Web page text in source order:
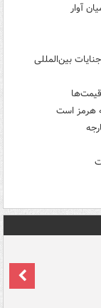
آوار
بین‌المللی
هرمز است